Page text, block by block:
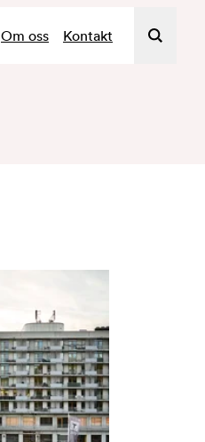
Om oss Kontakt